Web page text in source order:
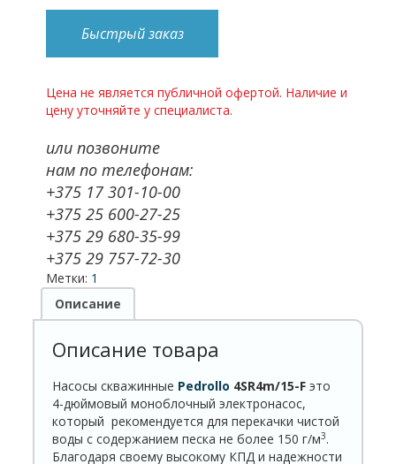
Быстрый заказ
Цена не является публичной офертой. Наличие и
цену уточняйте у специалиста.
или позвоните
нам по телефонам:
+375 17 301-10-00
+375 25 600-27-25
+375 29 680-35-99
+375 29 757-72-30
Метки: 1
Описание
Описание товара
Насосы скважинные Pedrollo 4SR4m/15-F это
4-дюймовый моноблочный электронасос,
который рекомендуется для перекачки чистой
воды с содержанием песка не более 150 г/м3.
Благодаря своему высокому КПД и надежности